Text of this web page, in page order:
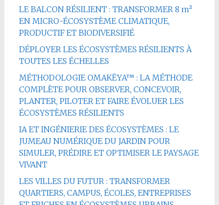
LE BALCON RÉSILIENT : TRANSFORMER 8 m²
EN MICRO-ÉCOSYSTÈME CLIMATIQUE,
PRODUCTIF ET BIODIVERSIFIÉ
DÉPLOYER LES ÉCOSYSTÈMES RÉSILIENTS À
TOUTES LES ÉCHELLES
MÉTHODOLOGIE OMAKËYA™ : LA MÉTHODE
COMPLÈTE POUR OBSERVER, CONCEVOIR,
PLANTER, PILOTER ET FAIRE ÉVOLUER LES
ÉCOSYSTÈMES RÉSILIENTS
IA ET INGÉNIERIE DES ÉCOSYSTÈMES : LE
JUMEAU NUMÉRIQUE DU JARDIN POUR
SIMULER, PRÉDIRE ET OPTIMISER LE PAYSAGE
VIVANT
LES VILLES DU FUTUR : TRANSFORMER
QUARTIERS, CAMPUS, ÉCOLES, ENTREPRISES